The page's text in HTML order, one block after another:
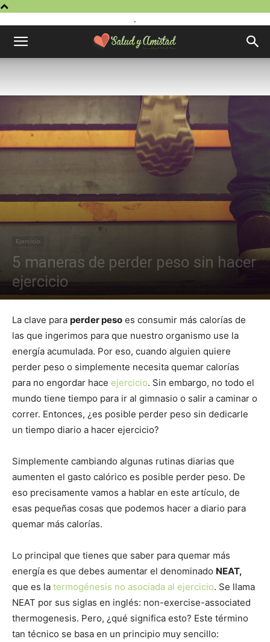
.
Ejercicio
5 maneras de perder peso sin hacer
ejercicio
La clave para perder peso es consumir más calorías de
las que ingerimos para que nuestro organismo use la
energía acumulada. Por eso, cuando alguien quiere
perder peso o simplemente necesita quemar calorías
para no engordar hace ejercicio. Sin embargo, no todo el
mundo tiene tiempo para ir al gimnasio o salir a caminar o
correr. Entonces, ¿es posible perder peso sin dedicarle
un tiempo diario a hacer ejercicio?
Simplemente cambiando algunas rutinas diarias que
aumenten el gasto calórico es posible perder peso. De
eso precisamente vamos a hablar en este artículo, de
esas pequeñas cosas que podemos hacer a diario para
quemar más calorías.
Lo principal que tienes que saber para quemar más
energía es que debes aumentar el denominado NEAT,
que es la termogénesis no asociada al ejercicio. Se llama
NEAT por sus siglas en inglés: non-exercise-associated
thermogenesis. Pero, ¿qué significa esto? Este término
tan técnico se basa en un principio muy sencillo: